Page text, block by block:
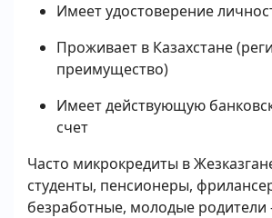
Имеет удостоверение
Проживает в Казахстане
преимущество)
Имеет действующую
счет
Часто микрокредиты в
студенты, пенсионеры,
безработные, молодые родители